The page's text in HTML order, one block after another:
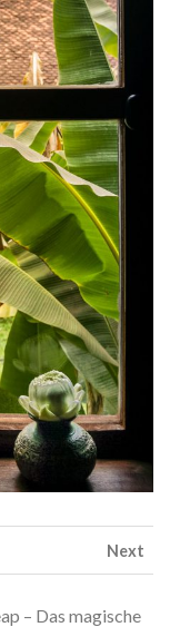
Next
– Das magische